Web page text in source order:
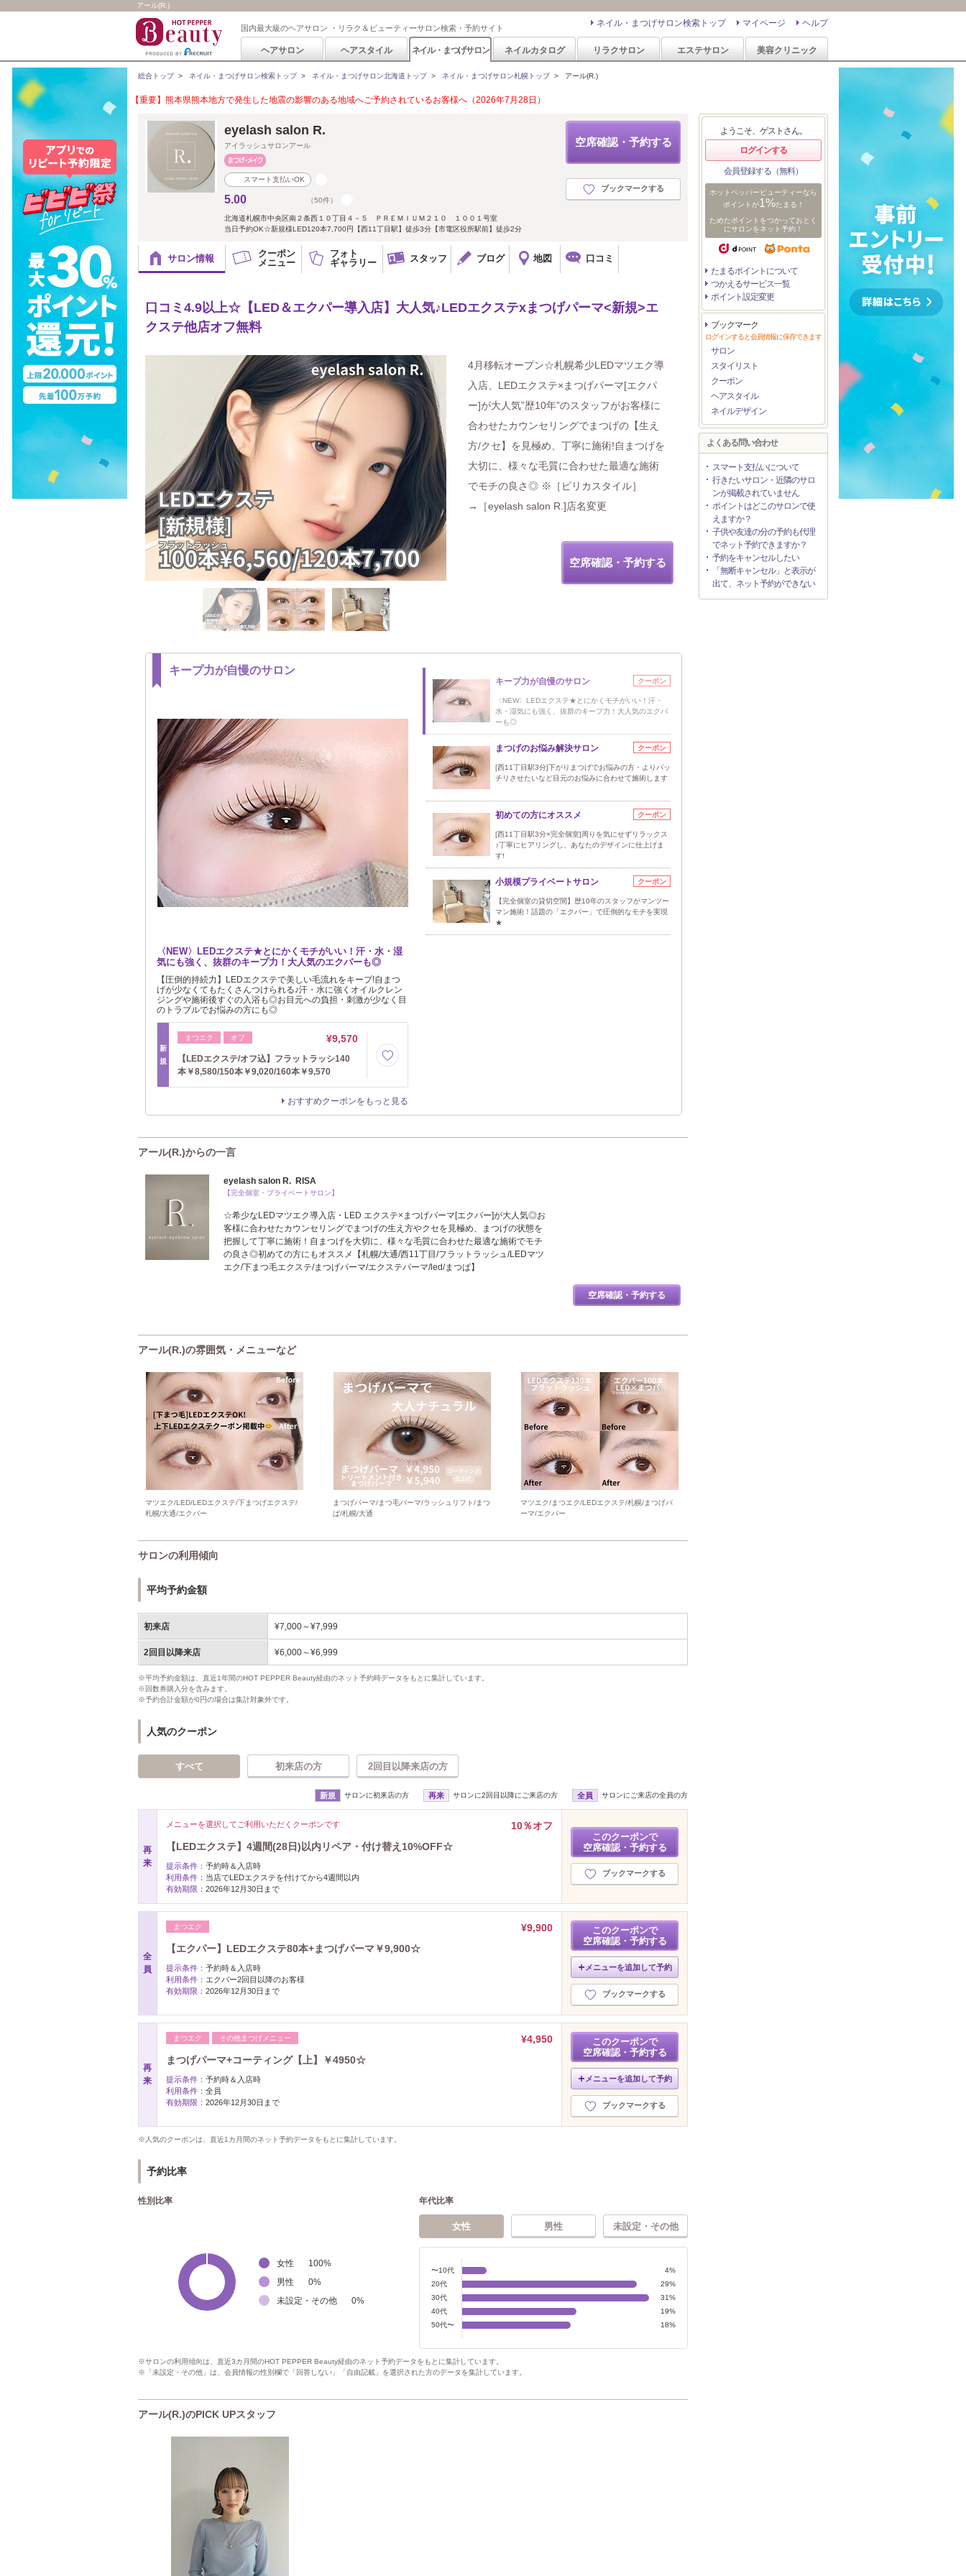
アール(R.)
国内最大級のヘアサロン ・リラク＆ビューティーサロン検索・予約サイト ヘルプ
マイページ
ネイル・まつげサロン検索トップ
ヘアサロン ヘアスタイル ネイル・まつげサロン ネイルカタログ リラクサロン エステサロン 美容クリニック
総合トップ> ネイル・まつげサロン検索トップ> ネイル・まつげサロン北海道トップ> ネイル・まつげサロン札幌トップ> アール(R.)
【重要】熊本県熊本地方で発生した地震の影響のある地域へご予約されているお客様へ（2026年7月28日）
空席確認・予約する
ブックマークする
eyelash salon R.
アイラッシュサロンアール
スマート支払いOK
5.00 （50件）
北海道札幌市中央区南２条西１０丁目４－５ ＰＲＥＭＩＵＭ２１０ １００１号室
当日予約OK☆新規様LED120本7,700円【西11丁目駅】徒歩3分【市電区役所駅前】徒歩2分
サロン情報
クーポン
メニュー
フォト
ギャラリー
スタッフ ブログ 地図 口コミ
口コミ4.9以上☆【LED＆エクパー導入店】大人気♪LEDエクステxまつげパーマ<新規>エ
クステ他店オフ無料
4月移転オープン☆札幌希少LEDマツエク導
入店、LEDエクステ×まつげパーマ[エクパ
ー]が大人気”歴10年”のスタッフがお客様に
合わせたカウンセリングでまつげの【生え
方/クセ】を見極め、丁寧に施術!自まつげを
大切に、様々な毛質に合わせた最適な施術
でモチの良さ◎ ※［ピリカスタイル］
→［eyelash salon R.]店名変更
空席確認・予約する
キープ力が自慢のサロン
〈NEW〉LEDエクステ★とにかくモチがいい！汗・水・湿
気にも強く、抜群のキープ力！大人気のエクパーも◎
【圧倒的持続力】LEDエクステで美しい毛流れをキープ!自まつ
げが少なくてもたくさんつけられる♪汗・水に強くオイルクレン
ジングや施術後すぐの入浴も◎お目元への負担・刺激が少なく目
のトラブルでお悩みの方にも◎
新
規
まつエク オフ ¥9,570
【LEDエクステ/オフ込】フラットラッシ140
本￥8,580/150本￥9,020/160本￥9,570
おすすめクーポンをもっと見る
キープ力が自慢のサロン クーポン
〈NEW〉LEDエクステ★とにかくモチがいい！汗・
水・湿気にも強く、抜群のキープ力！大人気のエクパ
ーも◎
まつげのお悩み解決サロン クーポン
[西11丁目駅3分]下がりまつげでお悩みの方・よりパッ
チリさせたいなど目元のお悩みに合わせて施術します
初めての方にオススメ クーポン
[西11丁目駅3分×完全個室]周りを気にせずリラックス
♪丁寧にヒアリングし、あなたのデザインに仕上げま
す!
小規模プライベートサロン クーポン
【完全個室の貸切空間】歴10年のスタッフがマンツー
マン施術！話題の「エクパー」で圧倒的なモチを実現
★
アール(R.)からの一言
eyelash salon R. RISA
【完全個室・プライベートサロン】
☆希少なLEDマツエク導入店・LED エクステ×まつげパーマ[エクパー]が大人気◎お
客様に合わせたカウンセリングでまつげの生え方やクセを見極め、まつげの状態を
把握して丁寧に施術！自まつげを大切に、様々な毛質に合わせた最適な施術でモチ
の良さ◎初めての方にもオススメ【札幌/大通/西11丁目/フラットラッシュ/LEDマツ
エク/下まつ毛エクステ/まつげパーマ/エクステパーマ/led/まつぱ】
空席確認・予約する
アール(R.)の雰囲気・メニューなど
マツエク/LED/LEDエクステ/下まつげエクステ/
札幌/大通/エクパー
まつげパーマ/まつ毛パーマ/ラッシュリフト/まつ
ぱ/札幌/大通
マツエク/まつエク/LEDエクステ/札幌/まつげパ
ーマ/エクパー
サロンの利用傾向
平均予約金額
初来店 ¥7,000～¥7,999
2回目以降来店 ¥6,000～¥6,999
※平均予約金額は、直近1年間のHOT PEPPER Beauty経由のネット予約時データをもとに集計しています。
※回数券購入分を含みます。
※予約合計金額が0円の場合は集計対象外です。
人気のクーポン
すべて 初来店の方 2回目以降来店の方
新規 サロンに初来店の方 再来 サロンに2回目以降にご来店の方 全員 サロンにご来店の全員の方
再
来
メニューを選択してご利用いただくクーポンです
10％オフ
【LEDエクステ】4週間(28日)以内リペア・付け替え10%OFF☆
提示条件： 予約時＆入店時
利用条件： 当店でLEDエクステを付けてから4週間以内
有効期限： 2026年12月30日まで
このクーポンで
空席確認・予約する
ブックマークする
全
員
まつエク
¥9,900
【エクパー】LEDエクステ80本+まつげパーマ￥9,900☆
提示条件： 予約時＆入店時
利用条件： エクパー2回目以降のお客様
有効期限： 2026年12月30日まで
このクーポンで
空席確認・予約する
メニューを追加して予約
ブックマークする
再
来
まつエク その他まつげメニュー
¥4,950
まつげパーマ+コーティング【上】￥4950☆
提示条件： 予約時＆入店時
利用条件： 全員
有効期限： 2026年12月30日まで
このクーポンで
空席確認・予約する
メニューを追加して予約
ブックマークする
※人気のクーポンは、直近1カ月間のネット予約データをもとに集計しています。
予約比率
性別比率
女性 100%
男性
0%
未設定・その他
0%
年代比率
女性 男性 未設定・その他
〜10代
4%
20代
29%
30代
31%
40代
19%
50代〜
18%
※サロンの利用傾向は、直近3カ月間のHOT PEPPER Beauty経由のネット予約データをもとに集計しています。
※「未設定・その他」は、会員情報の性別欄で「回答しない」「自由記載」を選択された方のデータを集計しています。
アール(R.)のPICK UPスタッフ
ようこそ、ゲストさん。
ログインする
会員登録する（無料）
ホットペッパービューティーなら
ポイントが1%たまる！
ためたポイントをつかっておとく
にサロンをネット予約！
たまるポイントについて
つかえるサービス一覧
ポイント設定変更
ブックマーク
ログインすると会員情報に保存できます
サロン
スタイリスト
クーポン
ヘアスタイル
ネイルデザイン
よくある問い合わせ
スマート支払いについて
行きたいサロン・近隣のサロ
ンが掲載されていません
ポイントはどこのサロンで使
えますか？
子供や友達の分の予約も代理
でネット予約できますか？
予約をキャンセルしたい
「無断キャンセル」と表示が
出て、ネット予約ができない